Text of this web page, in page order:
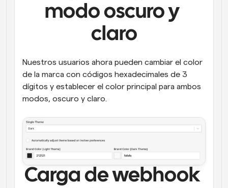
modo oscuro y
claro
Nuestros usuarios ahora pueden cambiar el color
de la marca con códigos hexadecimales de 3
dígitos y establecer el color principal para ambos
modos, oscuro y claro.
Carga de webhook